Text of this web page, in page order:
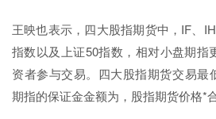
王映也表示，四大股指期货中，IF、
指数以及上证50指数，相对小盘期指
资者参与交易。四大股指期货交易最
期指的保证金金额为，股指期货价格*